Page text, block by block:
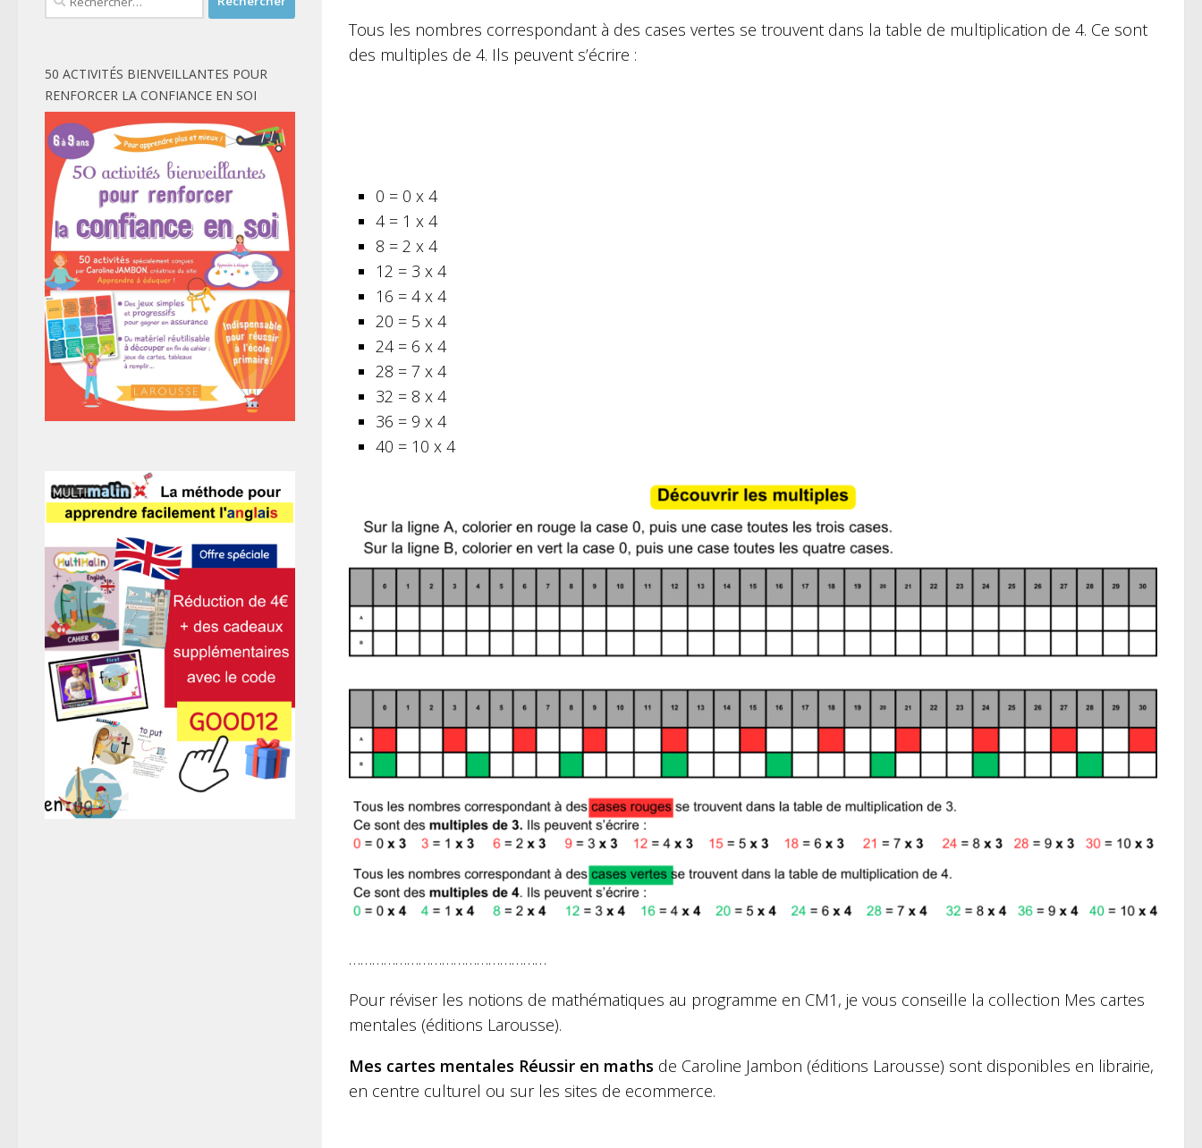
Tous les nombres correspondant à des cases vertes se trouvent dans la table de multiplication de 4. Ce sont
des multiples de 4. Ils peuvent s’écrire :
0 = 0 x 4
4 = 1 x 4
8 = 2 x 4
12 = 3 x 4
16 = 4 x 4
20 = 5 x 4
24 = 6 x 4
28 = 7 x 4
32 = 8 x 4
36 = 9 x 4
40 = 10 x 4
……………………………………………
Pour réviser les notions de mathématiques au programme en CM1, je vous conseille la collection Mes cartes
mentales (éditions Larousse).
Mes cartes mentales Réussir en maths de Caroline Jambon (éditions Larousse) sont disponibles en librairie,
en centre culturel ou sur les sites de ecommerce.
50 ACTIVITÉS BIENVEILLANTES POUR
RENFORCER LA CONFIANCE EN SOI